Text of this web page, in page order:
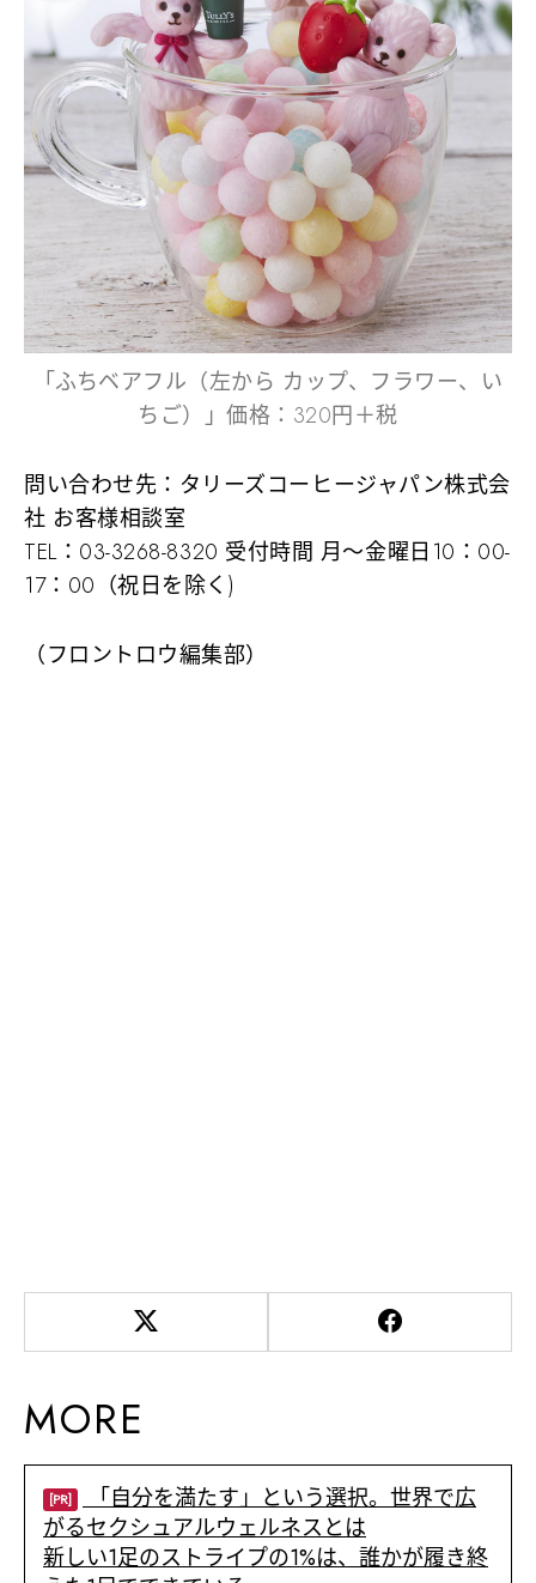
「ふちベアフル（左から カップ、フラワー、い
ちご）」価格：320円＋税
問い合わせ先：タリーズコーヒージャパン株式会
社 お客様相談室
TEL：03-3268-8320 受付時間 月～金曜日10：00-
17：00（祝日を除く)
（フロントロウ編集部）
MORE
[PR]
「自分を満たす」という選択。世界で広
がるセクシュアルウェルネスとは
新しい1足のストライプの1%は、誰かが履き終